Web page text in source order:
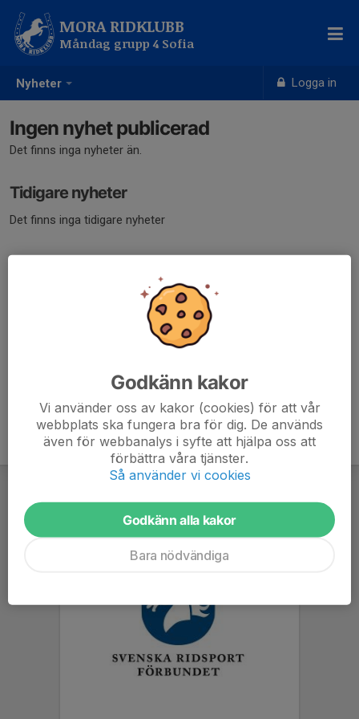
Nyheter Logga in
MORA RIDKLUBB
Måndag grupp 4 Sofia
Ingen nyhet publicerad
Det finns inga nyheter än.
Tidigare nyheter
Det finns inga tidigare nyheter
Godkänn kakor
Vi använder oss av kakor (cookies) för att vår
webbplats ska fungera bra för dig. De används
även för webbanalys i syfte att hjälpa oss att
förbättra våra tjänster.
Så använder vi cookies
Godkänn alla kakor
Bara nödvändiga